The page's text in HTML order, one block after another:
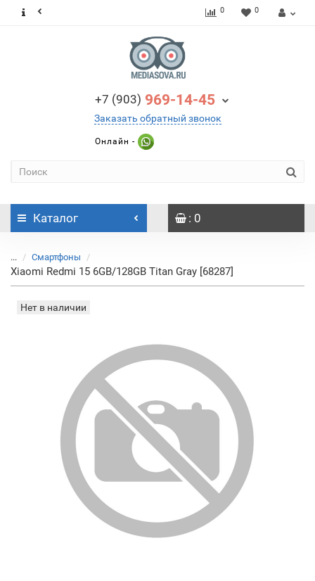
0 0
+7 (903) 969-14-45
Заказать обратный звонок
Онлайн -
Каталог : 0
... Смартфоны
Xiaomi Redmi 15 6GB/128GB Titan Gray [68287]
Нет в наличии